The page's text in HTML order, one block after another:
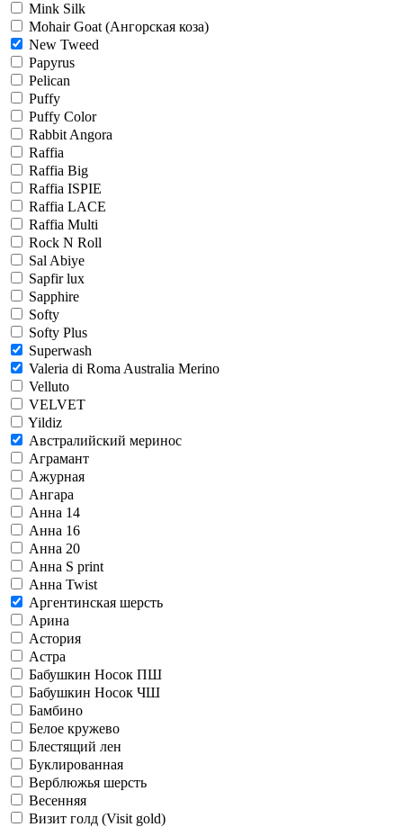
Mink Silk
Mohair Goat (Ангорская коза)
New Tweed
Papyrus
Pelican
Puffy
Puffy Color
Rabbit Angora
Raffia
Raffia Big
Raffia ISPIE
Raffia LACE
Raffia Multi
Rock N Roll
Sal Abiye
Sapfir lux
Sapphire
Softy
Softy Plus
Superwash
Valeria di Roma Australia Merino
Velluto
VELVET
Yildiz
Австралийский меринос
Аграмант
Ажурная
Ангара
Анна 14
Анна 16
Анна 20
Анна S print
Анна Twist
Аргентинская шерсть
Арина
Астория
Астра
Бабушкин Носок ПШ
Бабушкин Носок ЧШ
Бамбино
Белое кружево
Блестящий лен
Буклированная
Верблюжья шерсть
Весенняя
Визит голд (Visit gold)